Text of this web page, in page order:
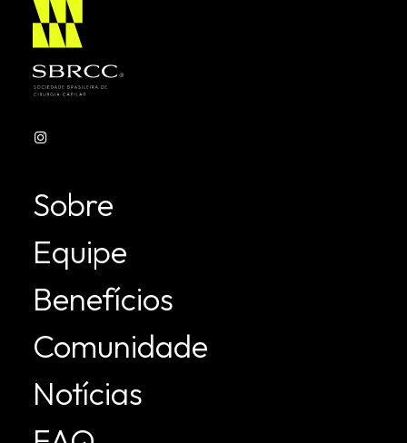
países em cinco noites de programação ao…
Sobre
Equipe
Benefícios
Comunidade
Notícias